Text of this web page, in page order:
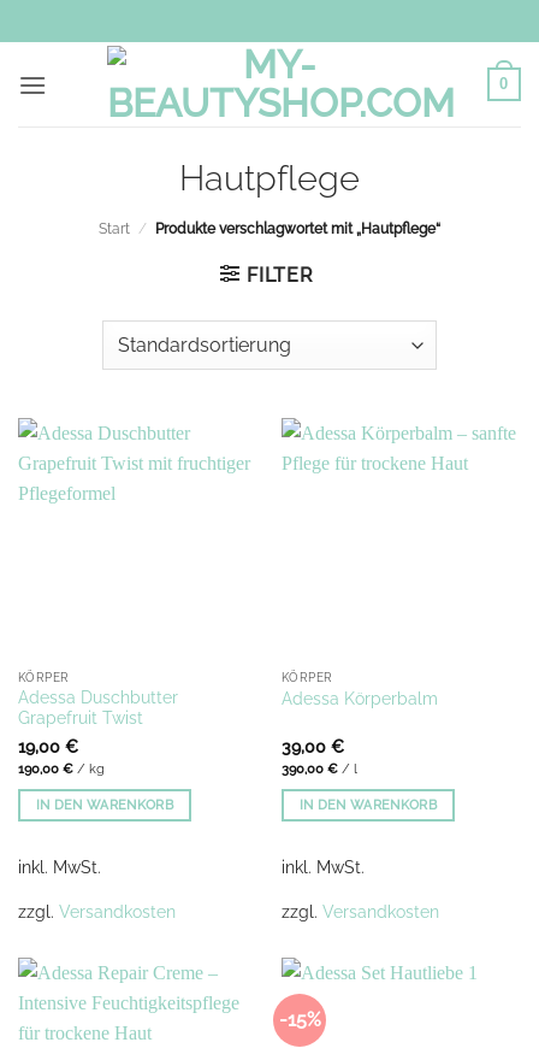
Inhalt
springen
0
Hautpflege
Start / Produkte verschlagwortet mit „Hautpflege“
FILTER
KÖRPER
Adessa Duschbutter
Grapefruit Twist
19,00 €
190,00 €/ kg
IN DEN WARENKORB
inkl. MwSt.
zzgl. Versandkosten
KÖRPER
Adessa Körperbalm
39,00 €
390,00 €/ l
IN DEN WARENKORB
inkl. MwSt.
zzgl. Versandkosten
-15%